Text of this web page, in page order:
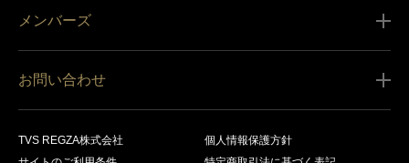
営業日カレンダー
メンバーズ
会員規約
お問い合わせ
TVS REGZA株式会社
個人情報保護方針